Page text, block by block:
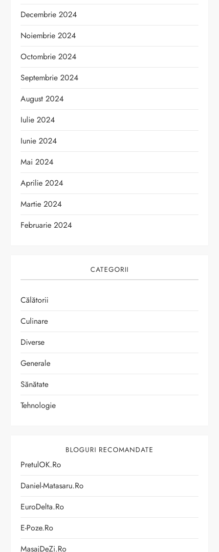
Decembrie 2024
Noiembrie 2024
Octombrie 2024
Septembrie 2024
August 2024
Iulie 2024
Iunie 2024
Mai 2024
Aprilie 2024
Martie 2024
Februarie 2024
CATEGORII
Călătorii
Culinare
Diverse
Generale
Sănătate
Tehnologie
BLOGURI RECOMANDATE
PretulOK.ro
Daniel-Matasaru.ro
EuroDelta.ro
E-Poze.ro
MasajDeZi.ro